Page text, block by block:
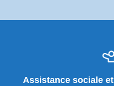
Assistance sociale